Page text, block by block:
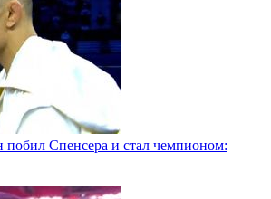
Спенсера и стал чемпионом: